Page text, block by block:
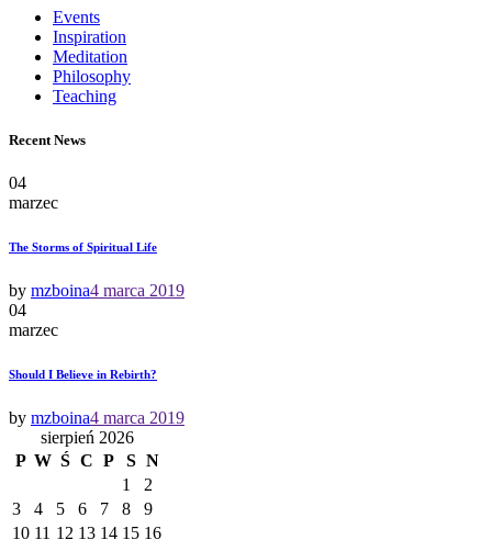
Events
Inspiration
Meditation
Philosophy
Teaching
Recent News
04
marzec
The Storms of Spiritual Life
by mzboina4 marca 2019
04
marzec
Should I Believe in Rebirth?
by mzboina4 marca 2019
sierpień 2026
P W Ś C P S N
1
2
3
4 5 6 7 8
9
10 11 12 13 14 15 16